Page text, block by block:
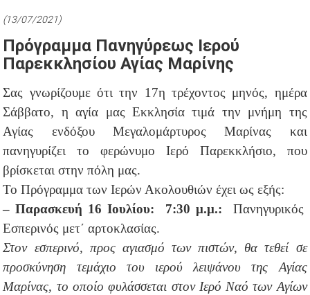
(13/07/2021)
Πρόγραμμα Πανηγύρεως Ιερού
Παρεκκλησίου Αγίας Μαρίνης
Σας γνωρίζουμε ότι την 17η τρέχοντος μηνός, ημέρα
Σάββατο, η αγία μας Εκκλησία τιμά την μνήμη της
Αγίας ενδόξου Μεγαλομάρτυρος Μαρίνας και
πανηγυρίζει το φερώνυμο Ιερό Παρεκκλήσιο, που
βρίσκεται στην πόλη μας.
Το Πρόγραμμα των Ιερών Ακολουθιών έχει ως εξής:
– Παρασκευή 16 Ιουλίου: 7:30 μ.μ.: Πανηγυρικός
Εσπερινός μετ΄ αρτοκλασίας.
Στον εσπερινό, προς αγιασμό των πιστών, θα τεθεί σε
προσκύνηση τεμάχιο του ιερού λειψάνου της Αγίας
Μαρίνας, το οποίο φυλάσσεται στον Ιερό Ναό των Αγίων